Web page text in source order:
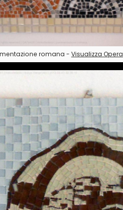
romana - Visualizza Opera